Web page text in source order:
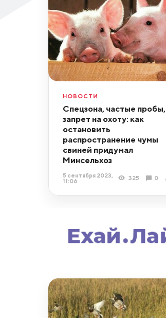
НОВОСТИ
Спецзона, частые пробы,
запрет на охоту: как
остановить
распространение чумы
свиней придумал
Минсельхоз
5 сентября 2023,
11:06
325 0